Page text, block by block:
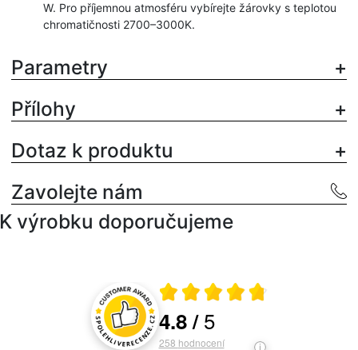
W. Pro příjemnou atmosféru vybírejte žárovky s teplotou
chromatičnosti 2700–3000K.
Parametry
Přílohy
Dotaz k produktu
Zavolejte nám
K výrobku doporučujeme
Hodnocení a recenze zákazníků
Průměrné hodnocení 4.8 z 5
4.8/5
258 hodnocení